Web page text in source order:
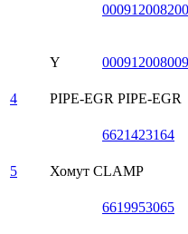
000912008200
Y 000912008009
4
PIPE-EGR PIPE-EGR
6621423164
5
Хомут CLAMP
6619953065